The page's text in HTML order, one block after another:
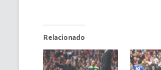
Relacionado